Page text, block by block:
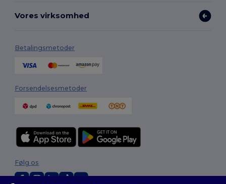
Vores virksomhed
Betalingsmetoder
Forsendelsesmetoder
Følg os